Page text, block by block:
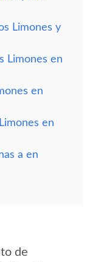
Limones y
Limones en
en
en
a en
de